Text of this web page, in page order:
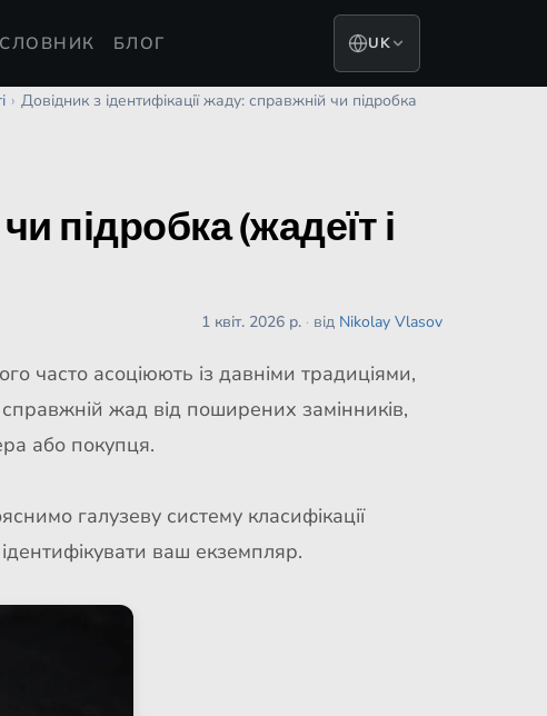
БЛОГ UK
› Довідник з ідентифікації жаду: справжній чи підробка
підробка (жадеїт і
1 квіт. 2026 р. · від Nikolay Vlasov
часто асоціюють із давніми традиціями,
жад від поширених замінників,
або покупця.
галузеву систему класифікації
ваш екземпляр.